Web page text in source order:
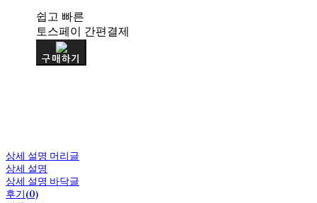
쉽고 빠른
토스페이 간편결제
구매하기
상세 설명 머리글
상세 설명
상세 설명 바닥글
후기(0)